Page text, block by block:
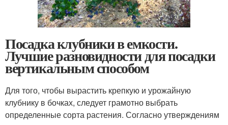
Посадка клубники в емкости.
Лучшие разновидности для посадки
вертикальным способом
Для того, чтобы вырастить крепкую и урожайную
клубнику в бочках, следует грамотно выбрать
определенные сорта растения. Согласно утверждениям